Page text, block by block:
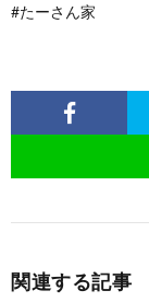
#たーさん家
関連する記事